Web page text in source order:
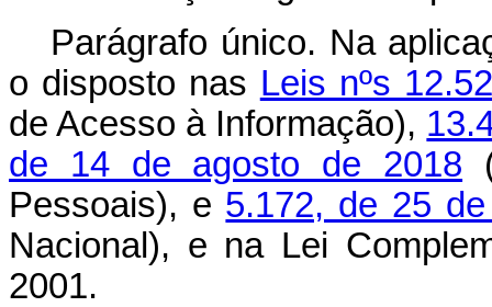
Parágrafo único. Na
o disposto nas Leis nºs
de Acesso à Informação),
de 14 de agosto de 2018
Pessoais), e 5.172, de 25
Nacional), e na Lei
2001.